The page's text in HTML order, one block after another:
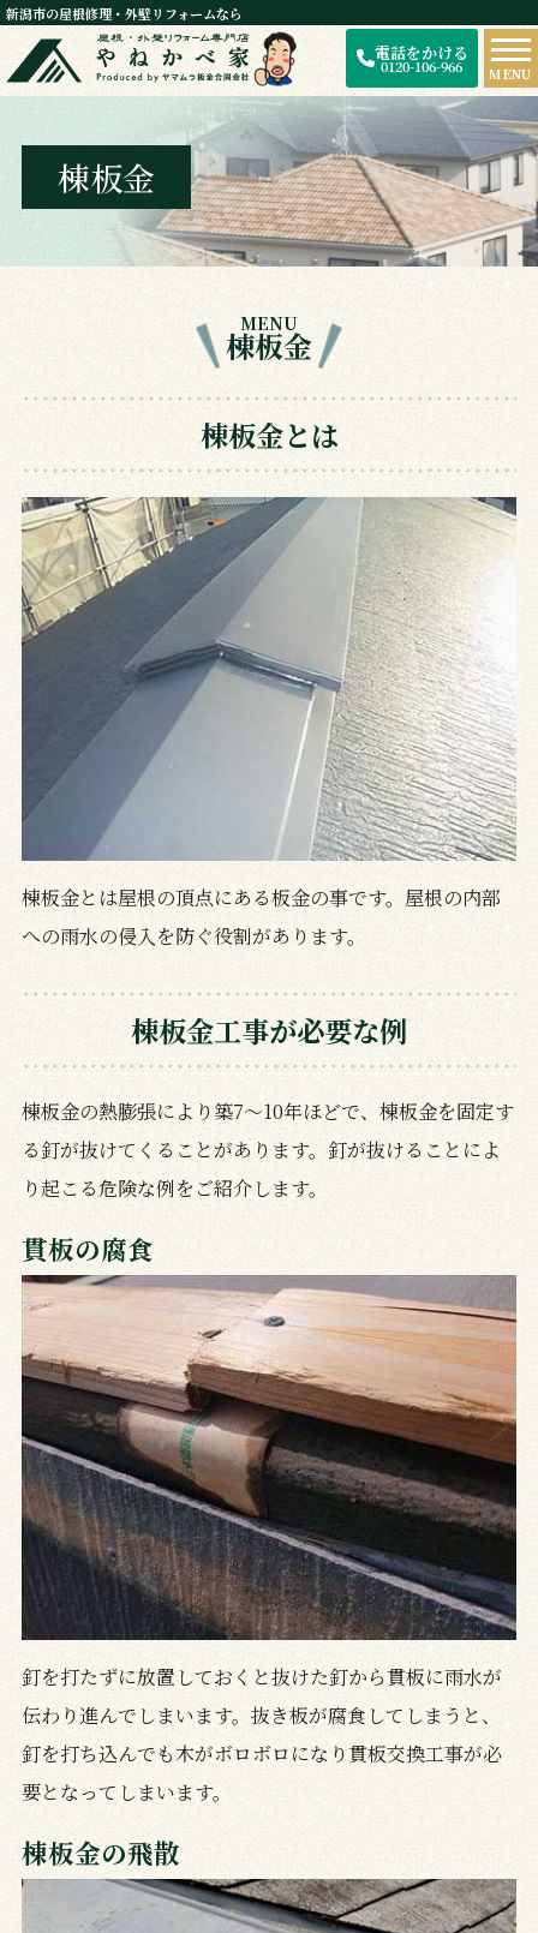
電話をかける
0120-106-966 MENU
新潟市の屋根修理・外壁リフォームなら
棟板金
棟板金
MENU
棟板金とは
棟板金とは屋根の頂点にある板金の事です。屋根の内部
への雨水の侵入を防ぐ役割があります。
棟板金工事が必要な例
棟板金の熱膨張により築7～10年ほどで、棟板金を固定す
る釘が抜けてくることがあります。釘が抜けることによ
り起こる危険な例をご紹介します。
貫板の腐食
釘を打たずに放置しておくと抜けた釘から貫板に雨水が
伝わり進んでしまいます。抜き板が腐食してしまうと、
釘を打ち込んでも木がボロボロになり貫板交換工事が必
要となってしまいます。
棟板金の飛散